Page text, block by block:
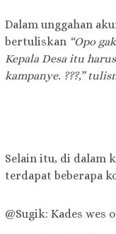
Dalam unggahan
bertuliskan “Opo
Kepala Desa itu
kampanye. ???,”
Selain itu, di dalam
terdapat beberapa
@Sugik: Kades wes